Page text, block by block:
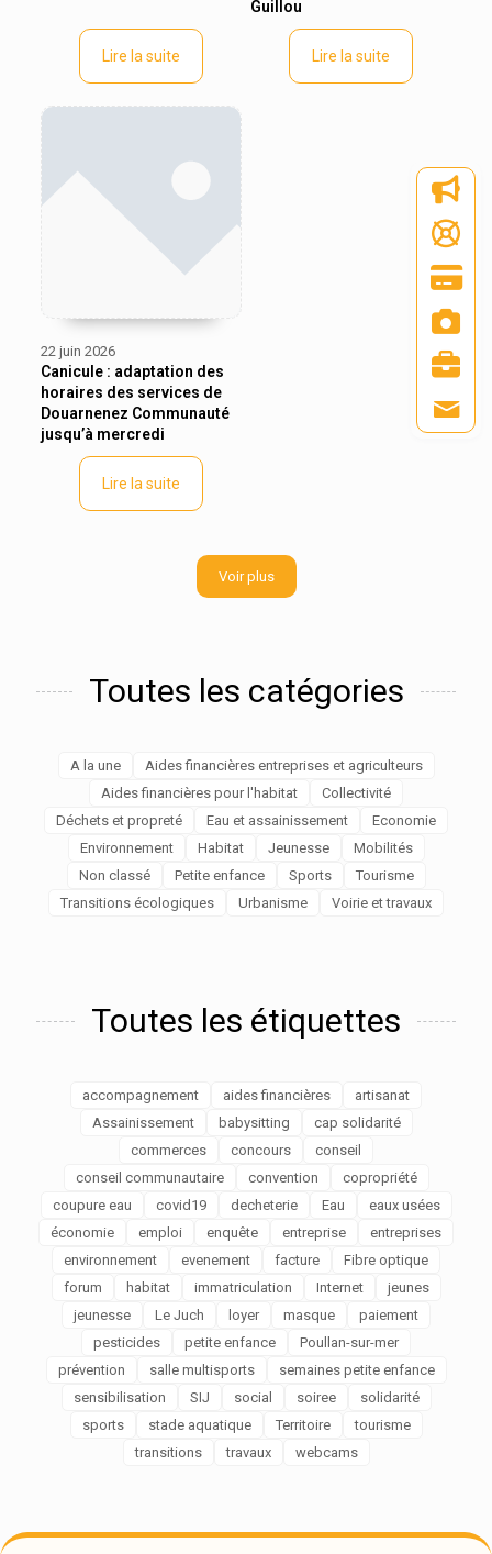
Lire la suite
Guillou
Lire la suite
22 juin 2026
Canicule : adaptation des
horaires des services de
Douarnenez Communauté
jusqu’à mercredi
Lire la suite
Voir plus
Toutes les catégories
A la une
Aides financières entreprises et agriculteurs
Aides financières pour l'habitat
Collectivité
Déchets et propreté
Eau et assainissement
Economie
Environnement
Habitat Jeunesse
Mobilités
Non classé
Petite enfance Sports
Tourisme
Transitions écologiques
Urbanisme Voirie et travaux
Toutes les étiquettes
accompagnement aides financières
artisanat
Assainissement
babysitting
cap solidarité
commerces
concours
conseil
conseil communautaire
convention
copropriété
coupure eau
covid19 decheterie Eau
eaux usées
économie
emploi enquête entreprise
entreprises
environnement
evenement facture
Fibre optique
forum
habitat immatriculation Internet
jeunes
jeunesse
Le Juch loyer masque
paiement
pesticides
petite enfance
Poullan-sur-mer
prévention
salle multisports
semaines petite enfance
sensibilisation
SIJ social soiree
solidarité
sports
stade aquatique Territoire
tourisme
transitions
travaux webcams